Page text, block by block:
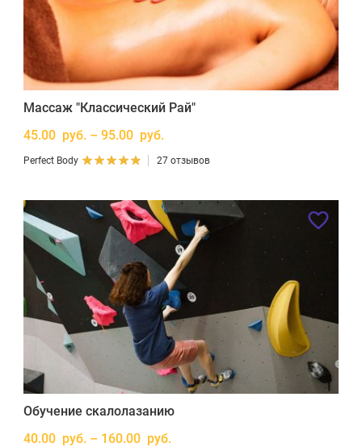
Массаж "Классический Рай"
45.00 руб. – 95.00 руб.
Perfect Body 27 отзывов
Обучение скалолазанию
40.00 руб. – 160.00 руб.